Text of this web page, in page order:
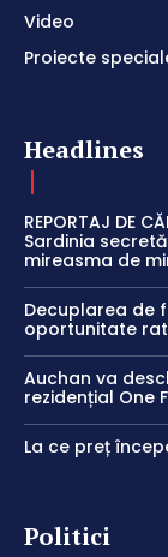
Video
Proiecte
Headlines
REPORTAJ DE
Sardinia
mireasma de
Decuplarea de
oportunitate
Auchan va
rezidențial One
La ce preț
Politici